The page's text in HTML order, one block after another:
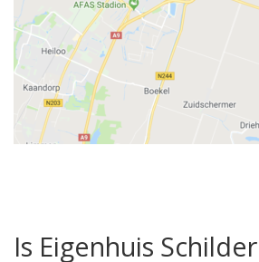
Is Eigenhuis